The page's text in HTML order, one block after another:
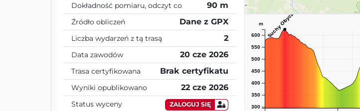
Dokładność pomiaru, odczyt co 90 m
Źródło obliczeń Dane z GPX
Liczba wydarzeń z tą trasą 2
Data zawodów 20 cze 2026
Trasa certyfikowana Brak certyfikatu
Wyniki opublikowano 22 cze 2026
Status wyceny ZALOGUJ SIĘ 300
350
400
450
500
550
600
m Suchy Obycz